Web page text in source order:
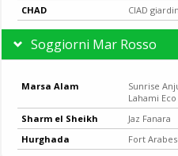
CHAD
CIAD
Soggiorni Mar Rosso
Marsa Alam Sunrise
Lahami
Sharm el Sheikh
Jaz Fanara
Hurghada
Fort